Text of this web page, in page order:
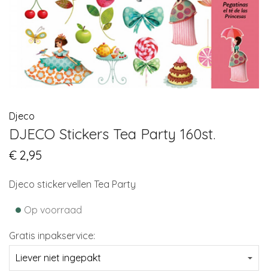
Djeco
DJECO Stickers Tea Party 160st.
€ 2,95
Djeco stickervellen Tea Party
• Op voorraad
Gratis inpakservice: